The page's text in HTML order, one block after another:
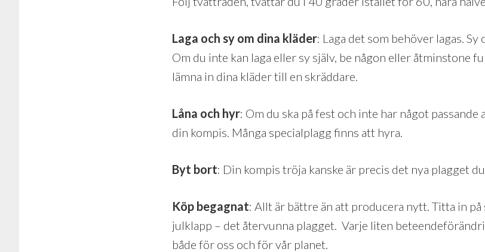
Laga och sy om dina kläder: Laga det som behöver lagas.
Om du inte kan laga eller sy själv, be någon eller åtminstone
lämna in dina kläder till en skräddare.
Låna och hyr: Om du ska på fest och inte har något passande
din kompis. Många specialplagg finns att hyra.
Byt bort: Din kompis tröja kanske är precis det nya plagget
Köp begagnat: Allt är bättre än att producera nytt. Titta in
julklapp – det återvunna plagget. Varje liten
både för oss och för vår planet.